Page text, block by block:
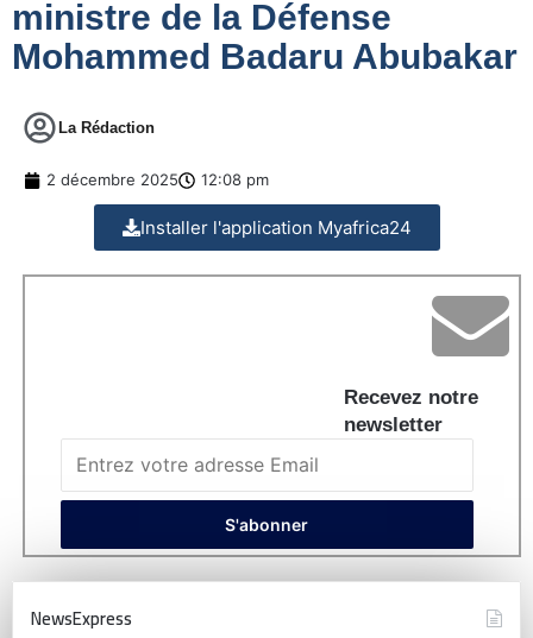
ministre de la Défense
Mohammed Badaru Abubakar
La Rédaction
2 décembre 2025 12:08 pm
Installer l'application Myafrica24
Recevez notre
newsletter
NewsExpress